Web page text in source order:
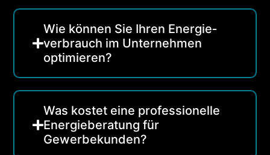
Wie können Sie Ihren Energie­
verbrauch im Unternehmen
optimieren?
Was kostet eine professionelle
Energieberatung für
Gewerbekunden?